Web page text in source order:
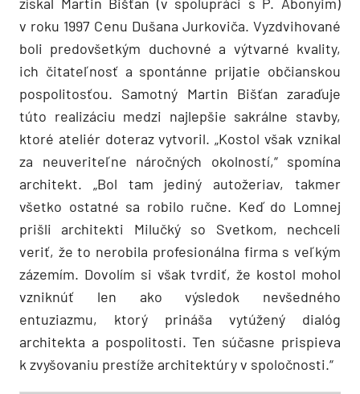
v roku 1997 Cenu Dušana Jurkoviča. Vyzdvihované
boli predovšetkým duchovné a výtvarné kvality,
ich čitateľnosť a spontánne prijatie občianskou
pospolitosťou. Samotný Martin Bišťan zaraďuje
túto realizáciu medzi najlepšie sakrálne stavby,
ktoré ateliér doteraz vytvoril. „Kostol však vznikal
za neuveriteľne náročných okolností,“ spomína
architekt. „Bol tam jediný autožeriav, takmer
všetko ostatné sa robilo ručne. Keď do Lomnej
prišli architekti Milučký so Svetkom, nechceli
veriť, že to nerobila profesionálna firma s veľkým
zázemím. Dovolím si však tvrdiť, že kostol mohol
vzniknúť len ako výsledok nevšedného
entuziazmu, ktorý prináša vytúžený dialóg
architekta a pospolitosti. Ten súčasne prispieva
k zvyšovaniu prestíže architektúry v spoločnosti.“